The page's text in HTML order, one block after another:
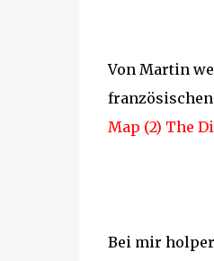
Von Martin
Map (2) The
Bei mir